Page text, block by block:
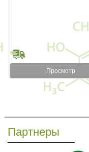
Просмотр
Партнеры